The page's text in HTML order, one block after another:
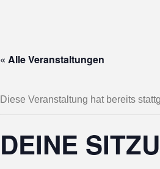
« Alle Veranstaltungen
Diese Veranstaltung hat bereits
DEINE